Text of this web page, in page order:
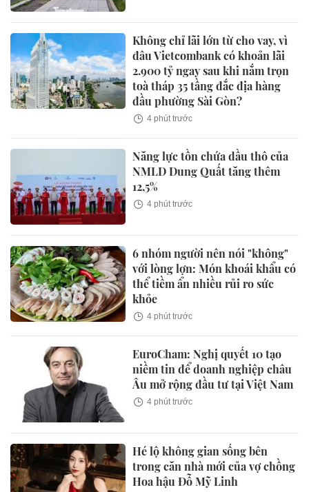
Không chỉ lãi lớn từ cho vay, vì
đâu Vietcombank có khoản lãi
2.900 tỷ ngay sau khi nắm trọn
toà tháp 35 tầng đắc địa hàng
đầu phường Sài Gòn?
4 phút trước
Năng lực tồn chứa dầu thô của
NMLD Dung Quất tăng thêm
12,5%
4 phút trước
6 nhóm người nên nói "không"
với lòng lợn: Món khoái khẩu có
thể tiềm ẩn nhiều rủi ro sức
khỏe
4 phút trước
EuroCham: Nghị quyết 10 tạo
niềm tin để doanh nghiệp châu
Âu mở rộng đầu tư tại Việt Nam
4 phút trước
Hé lộ không gian sống bên
trong căn nhà mới của vợ chồng
Hoa hậu Đỗ Mỹ Linh